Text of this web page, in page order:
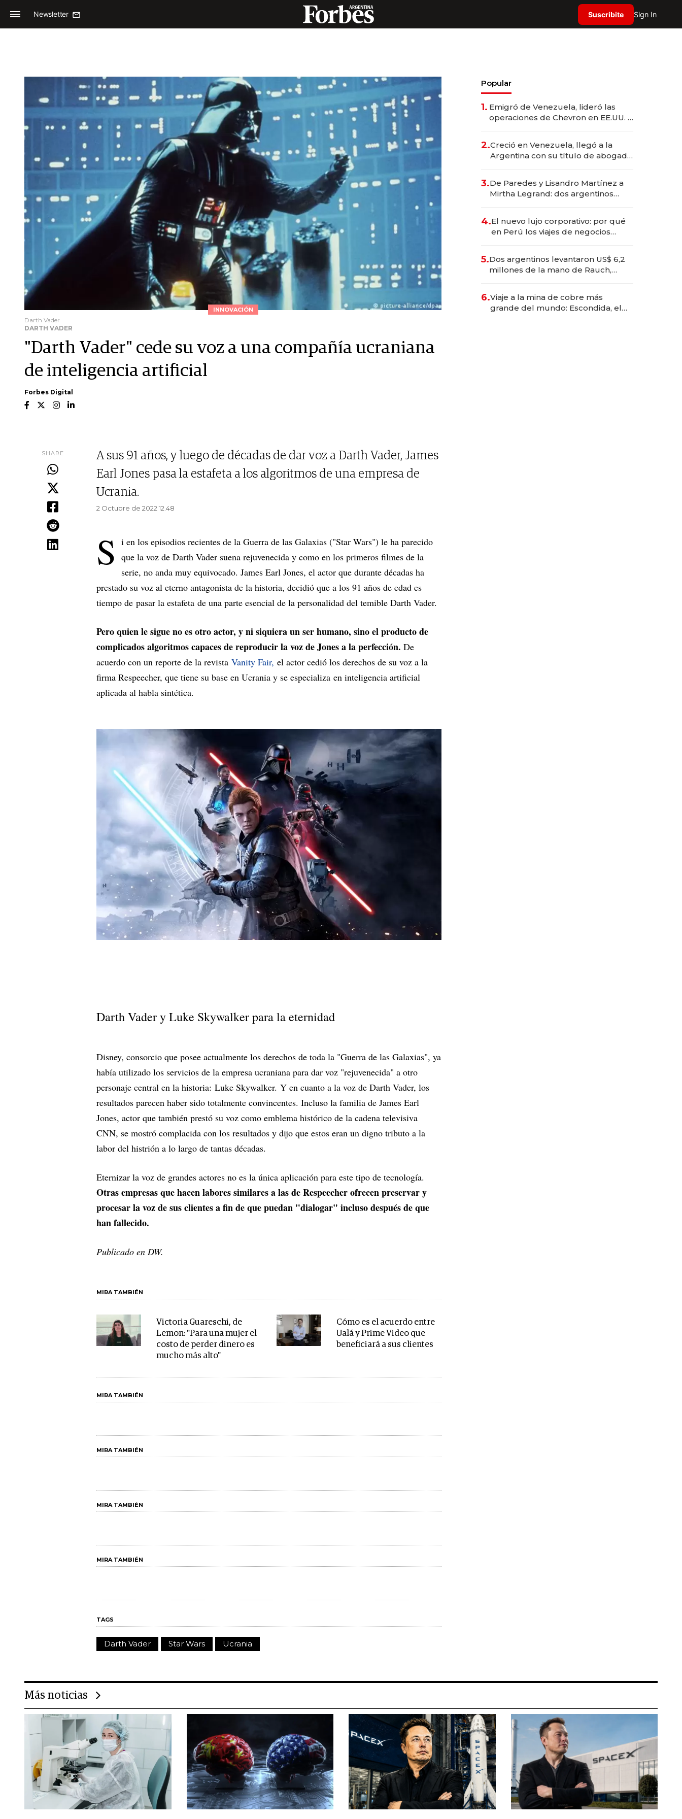
Newsletter Suscribite Sign In
INNOVACIÓN
Darth Vader
DARTH VADER
"Darth Vader" cede su voz a una compañía ucraniana
de inteligencia artificial
Forbes Digital
SHARE
A sus 91 años, y luego de décadas de dar voz a Darth Vader, James
Earl Jones pasa la estafeta a los algoritmos de una empresa de
Ucrania.
2 Octubre de 2022 12.48
S i en los episodios recientes de la Guerra de las Galaxias ("Star Wars") le ha parecido
que la voz de Darth Vader suena rejuvenecida y como en los primeros filmes de la
serie, no anda muy equivocado. James Earl Jones, el actor que durante décadas ha
prestado su voz al eterno antagonista de la historia, decidió que a los 91 años de edad es
tiempo de pasar la estafeta de una parte esencial de la personalidad del temible Darth Vader.
Pero quien le sigue no es otro actor, y ni siquiera un ser humano, sino el producto de
complicados algoritmos capaces de reproducir la voz de Jones a la perfección. De
acuerdo con un reporte de la revista Vanity Fair, el actor cedió los derechos de su voz a la
firma Respeecher, que tiene su base en Ucrania y se especializa en inteligencia artificial
aplicada al habla sintética.
Darth Vader y Luke Skywalker para la eternidad
Disney, consorcio que posee actualmente los derechos de toda la "Guerra de las Galaxias", ya
había utilizado los servicios de la empresa ucraniana para dar voz "rejuvenecida" a otro
personaje central en la historia: Luke Skywalker. Y en cuanto a la voz de Darth Vader, los
resultados parecen haber sido totalmente convincentes. Incluso la familia de James Earl
Jones, actor que también prestó su voz como emblema histórico de la cadena televisiva
CNN, se mostró complacida con los resultados y dijo que estos eran un digno tributo a la
labor del histrión a lo largo de tantas décadas.
Eternizar la voz de grandes actores no es la única aplicación para este tipo de tecnología.
Otras empresas que hacen labores similares a las de Respeecher ofrecen preservar y
procesar la voz de sus clientes a fin de que puedan "dialogar" incluso después de que
han fallecido.
Publicado en DW.
MIRA TAMBIÉN
Victoria Guareschi, de
Lemon: "Para una mujer el
costo de perder dinero es
mucho más alto"
Cómo es el acuerdo entre
Ualá y Prime Video que
beneficiará a sus clientes
MIRA TAMBIÉN
MIRA TAMBIÉN
MIRA TAMBIÉN
MIRA TAMBIÉN
TAGS
Darth Vader Star Wars Ucrania
Popular
1. Emigró de Venezuela, lideró las
operaciones de Chevron en EE.UU. y
2.Creció en Venezuela, llegó a la
Argentina con su título de abogado
marcas "fast premium"
3.De Paredes y Lisandro Martínez a
Mirtha Legrand: dos argentinos
4.El nuevo lujo corporativo: por qué
en Perú los viajes de negocios
transformadoras
5.Dos argentinos levantaron US$ 6,2
millones de la mano de Rauch,
6.Viaje a la mina de cobre más
grande del mundo: Escondida, el
Más noticias